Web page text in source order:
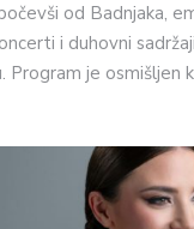
od Badnjaka,
i duhovni
Program je osmišljen